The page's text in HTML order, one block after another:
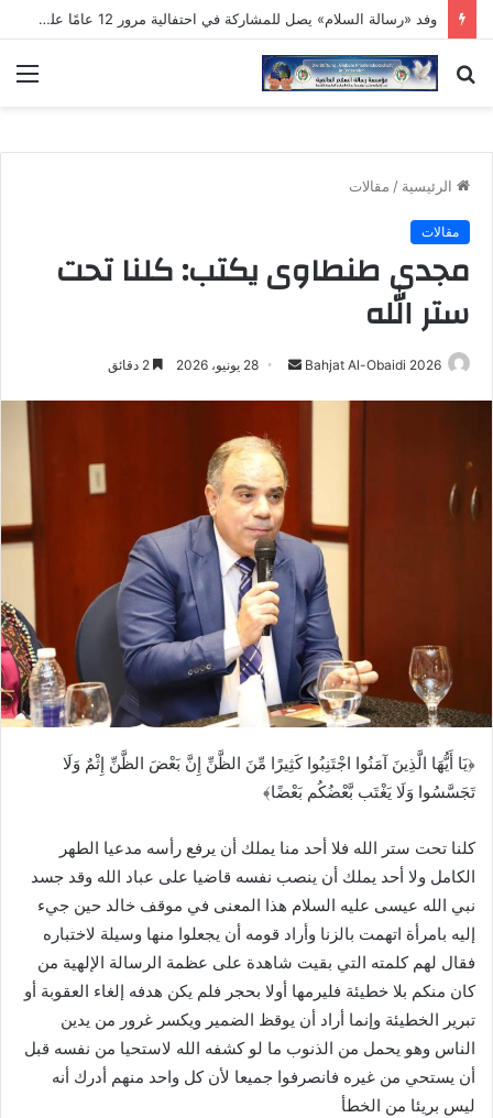
وفد «رسالة السلام» يصل للمشاركة في احتفالية مرور 12 عامًا على تأسيس «مؤسسة القادة»
بحث
الرئيسية / مقالات
مقالات
مجدى طنطاوى يكتب: كلنا تحت
ستر الله
Bahjat Al-Obaidi 2026
أرسل 28 يونيو، 2026
﴿يَا أَيُّهَا الَّذِينَ آمَنُوا اجْتَنِبُوا كَثِيرًا مِّنَ الظَّنِّ إِنَّ بَعْضَ الظَّنِّ إِثْمٌ وَلَا
تَجَسَّسُوا وَلَا يَغْتَب بَّعْضُكُم بَعْضًا﴾
كلنا تحت ستر الله فلا أحد منا يملك أن يرفع رأسه مدعيا الطهر
الكامل ولا أحد يملك أن ينصب نفسه قاضيا على عباد الله وقد جسد
نبي الله عيسى عليه السلام هذا المعنى في موقف خالد حين جيء
إليه بامرأة اتهمت بالزنا وأراد قومه أن يجعلوا منها وسيلة لاختباره
فقال لهم كلمته التي بقيت شاهدة على عظمة الرسالة الإلهية من
كان منكم بلا خطيئة فليرمها أولا بحجر فلم يكن هدفه إلغاء العقوبة أو
تبرير الخطيئة وإنما أراد أن يوقظ الضمير ويكسر غرور من يدين
الناس وهو يحمل من الذنوب ما لو كشفه الله لاستحيا من نفسه قبل
أن يستحي من غيره فانصرفوا جميعا لأن كل واحد منهم أدرك أنه
ليس بريئا من الخطأ